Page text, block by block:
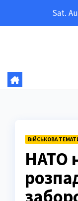
Sat.
ВІЙСЬКОВА
НАТО